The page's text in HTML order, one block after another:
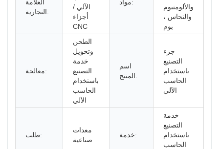
العلامة
التجارية:
الآلي /
أجزاء
CNC
مواد:
والألومنيوم
والنحاس ،
بوم
معالجة:
الطحن
وتحويل
خدمة
التصنيع
باستخدام
الحاسب
الآلي
اسم
المنتج:
جزء
التصنيع
باستخدام
الحاسب
الآلي
طلب:
معدات
صناعية
خدمة:
خدمة
التصنيع
باستخدام
الحاسب